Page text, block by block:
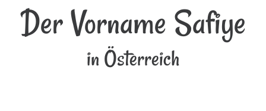
Der Vorname Safiye
in Österreich